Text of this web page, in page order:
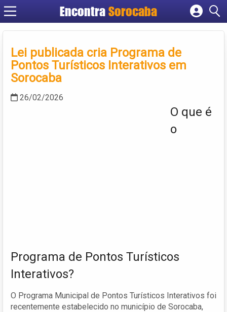
EncontraSorocaba
Cadastrar empresa
Criar conta
Lei publicada cria Programa de
Pontos Turísticos Interativos em
Sorocaba
26/02/2026
O que é
o
Programa de Pontos Turísticos
Interativos?
O Programa Municipal de Pontos Turísticos Interativos foi
recentemente estabelecido no município de Sorocaba,